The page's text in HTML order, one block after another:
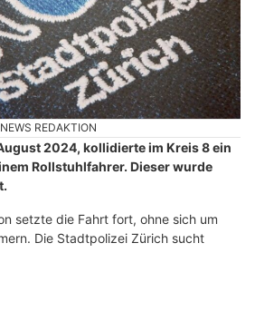
REDAKTION
2024, kollidierte im Kreis 8 ein
Rollstuhlfahrer. Dieser wurde
setzte die Fahrt fort, ohne sich um
Die Stadtpolizei Zürich sucht